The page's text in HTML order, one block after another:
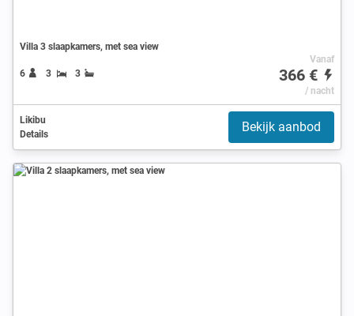
Villa 3 slaapkamers, met sea view
6 3 3
Vanaf
366 €
/ nacht
Likibu
Details
Bekijk aanbod